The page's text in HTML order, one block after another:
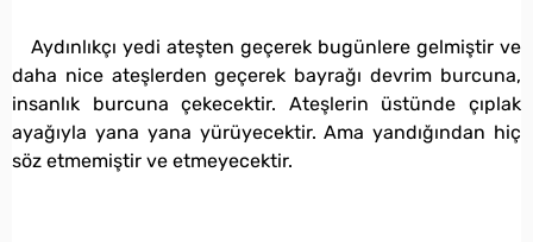
Aydınlıkçı yedi ateşten geçerek bugünlere gelmiştir ve
daha nice ateşlerden geçerek bayrağı devrim burcuna,
insanlık burcuna çekecektir. Ateşlerin üstünde çıplak
ayağıyla yana yana yürüyecektir. Ama yandığından hiç
söz etmemiştir ve etmeyecektir.